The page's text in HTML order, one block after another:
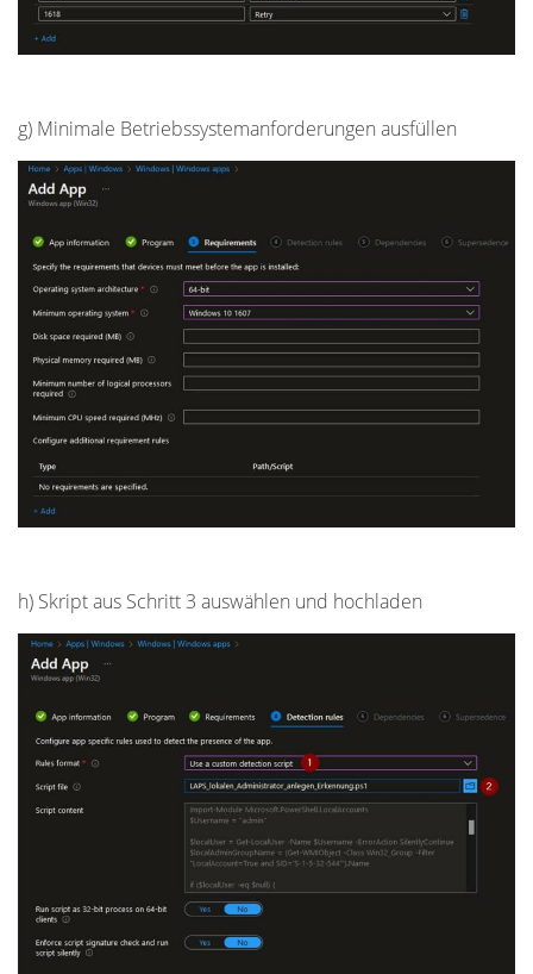
g) Minimale Betriebssystemanforderungen ausfüllen
h) Skript aus Schritt 3 auswählen und hochladen